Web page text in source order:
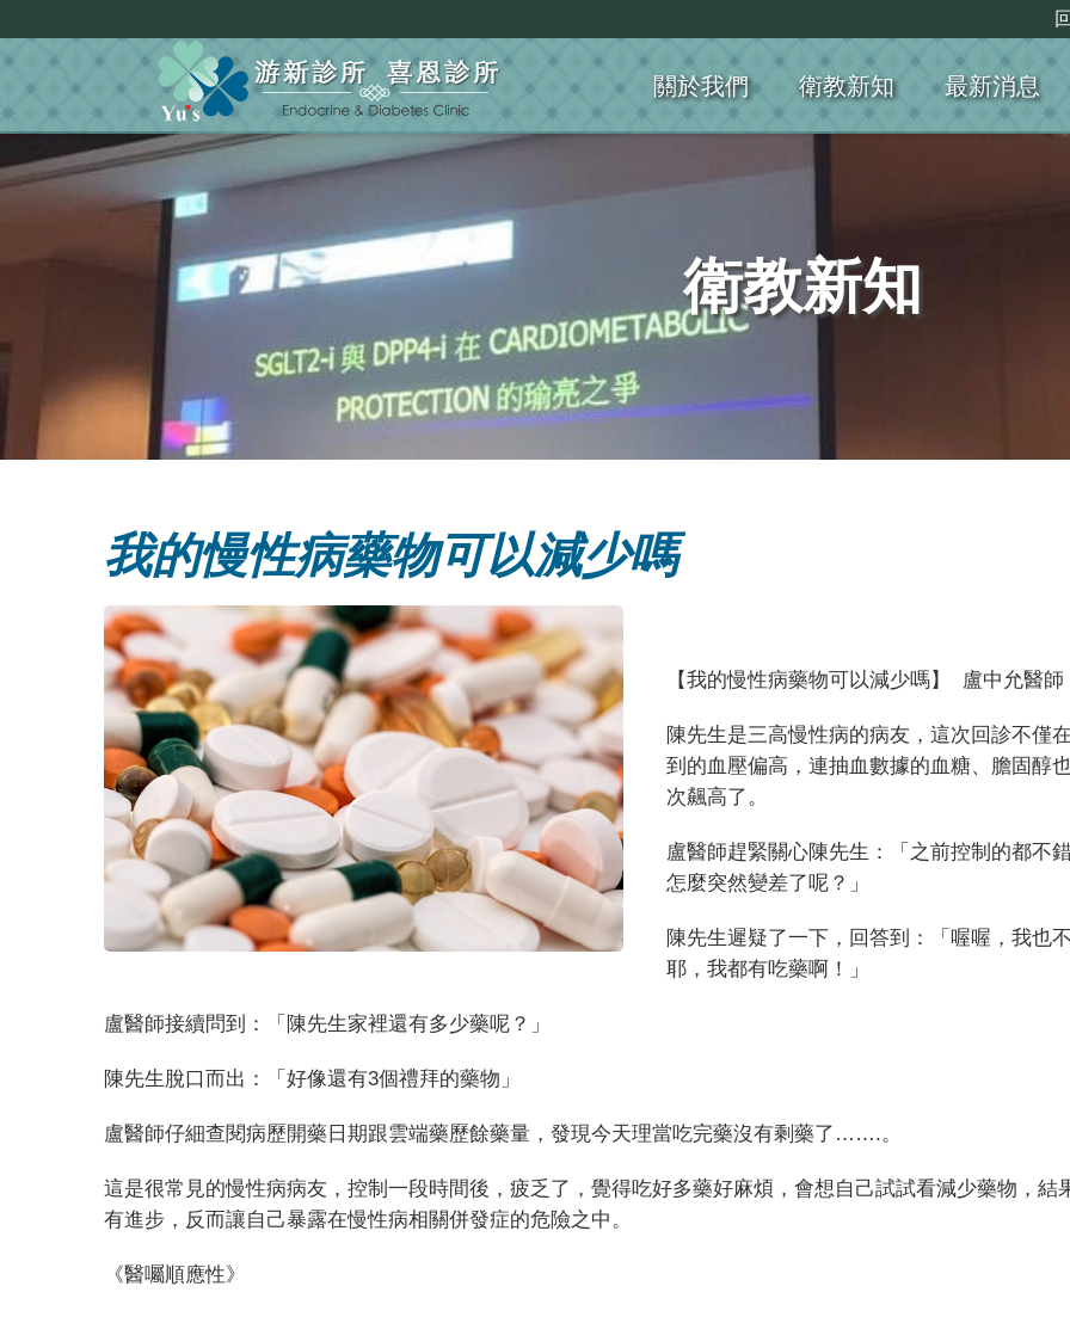
關於我們 衛教新知 最新消息
衛教新知
我的慢性病藥物可以減少嗎
【我的慢性病藥物可以減少嗎】 盧中允醫師
陳先生是三高慢性病的病友，這次回診不僅
到的血壓偏高，連抽血數據的血糖、膽固醇
次飆高了。
盧醫師趕緊關心陳先生：「之前控制的都不
怎麼突然變差了呢？」
陳先生遲疑了一下，回答到：「喔喔，我也
耶，我都有吃藥啊！」
盧醫師接續問到：「陳先生家裡還有多少藥呢？」
陳先生脫口而出：「好像還有3個禮拜的藥物」
盧醫師仔細查閱病歷開藥日期跟雲端藥歷餘藥量，發現今天理當吃完藥沒有剩藥了 …….。
這是很常見的慢性病病友，控制一段時間後，疲乏了，覺得吃好多藥好麻煩，會想自己試試看減少藥物，結
有進步，反而讓自己暴露在慢性病相關併發症的危險之中。
《醫囑順應性》